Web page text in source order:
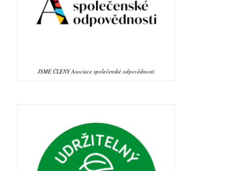
JSME ČLENY Asociace společenské odpovědnosti